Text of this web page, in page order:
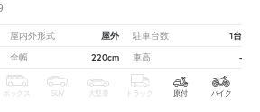
屋内外形式 屋外 駐車台数 1台
全幅 220cm 車高 -
ボックス SUV 大型車 トラック 原付 バイク